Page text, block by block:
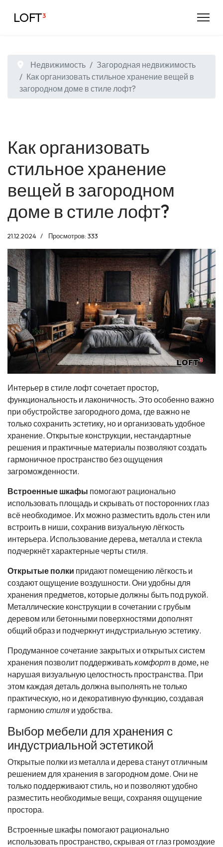
LOFT³
Недвижимость
Загородная недвижимость
Как организовать стильное хранение вещей в
загородном доме в стиле лофт?
Как организовать
стильное хранение
вещей в загородном
доме в стиле лофт?
21.12.2024 Просмотров: 333
Интерьер в стиле лофт сочетает простор,
функциональность и лаконичность. Это особенно важно
при обустройстве загородного дома, где важно не
только сохранить эстетику, но и организовать удобное
хранение. Открытые конструкции, нестандартные
решения и практичные материалы позволяют создать
гармоничное пространство без ощущения
загроможденности.
Встроенные шкафы помогают рационально
использовать площадь и скрывать от посторонних глаз
всё необходимое. Их можно разместить вдоль стен или
встроить в ниши, сохранив визуальную лёгкость
интерьера. Использование дерева, металла и стекла
подчеркнёт характерные черты стиля.
Открытые полки придают помещению лёгкость и
создают ощущение воздушности. Они удобны для
хранения предметов, которые должны быть под рукой.
Металлические конструкции в сочетании с грубым
деревом или бетонными поверхностями дополнят
общий образ и подчеркнут индустриальную эстетику.
Продуманное сочетание закрытых и открытых систем
хранения позволит поддерживатькомфорт в доме, не
нарушая визуальную целостность пространства. При
этом каждая деталь должна выполнять не только
практическую, но и декоративную функцию, создавая
гармониюстиля и удобства.
Выбор мебели для хранения с
индустриальной эстетикой
Открытые полки из металла и дерева станут отличным
решением для хранения в загородном доме. Они не
только поддерживают стиль, но и позволяют удобно
разместить необходимые вещи, сохраняя ощущение
простора.
Встроенные шкафы помогают рационально
использовать пространство, скрывая от глаз громоздкие